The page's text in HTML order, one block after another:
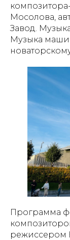
Мосолова,
Завод.
Музыка
Программа
режиссером